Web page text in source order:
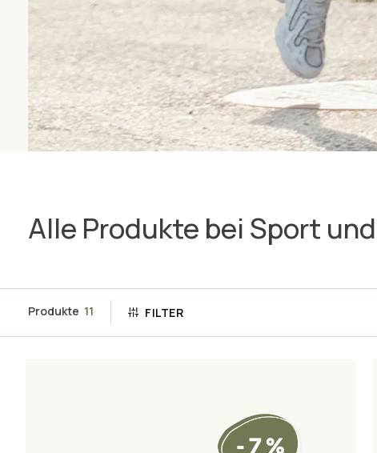
Alle Produkte bei Sport
Produkte 11 FILTER